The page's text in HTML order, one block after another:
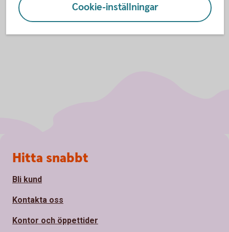
Cookie-inställningar
Sidfot
Hitta snabbt
Bli kund
Kontakta oss
Kontor och öppettider